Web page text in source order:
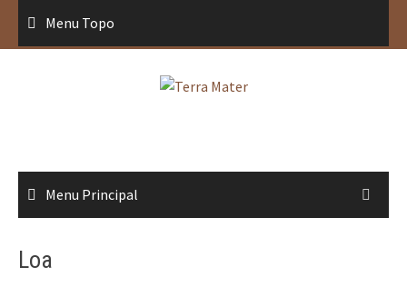
conteúdo
Menu Topo
Menu Principal
Loa